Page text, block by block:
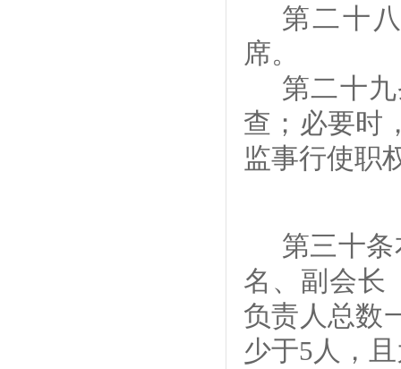
第二十
席。
第二十九
查；必要时
监事行使职
第三十条
名 、副 会长
负责人总数
少于5人 ，